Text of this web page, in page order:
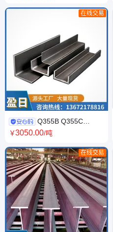
在线交易
Q355B Q355C
Q355D槽钢 莱钢日钢 耐低温高
￥3050.00/吨
在线交易